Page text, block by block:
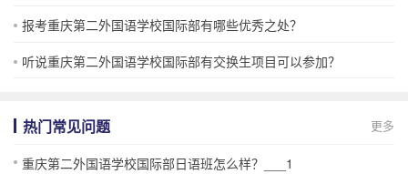
报考重庆第二外国语学校国际部有哪些优秀之处？
听说重庆第二外国语学校国际部有交换生项目可以参加？
热门常见问题 更多
重庆第二外国语学校国际部日语班怎么样？___1